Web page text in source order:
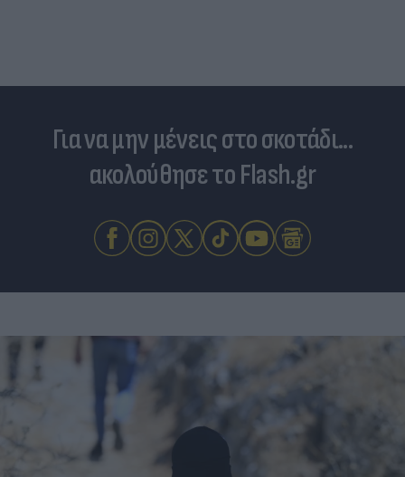
Για να μην μένεις στο σκοτάδι...
ακολούθησε το Flash.gr